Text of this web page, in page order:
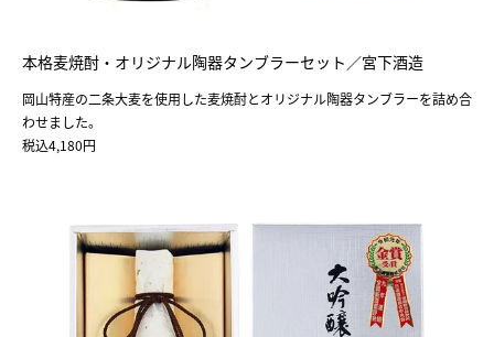
本格麦焼酎・オリジナル陶器タンブラーセット／宮下酒造
岡山特産の二条大麦を使用した麦焼酎とオリジナル陶器タンブラーを詰め合
わせました。
税込4,180円